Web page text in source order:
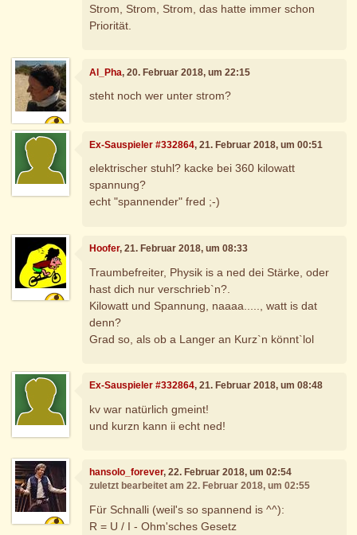
Strom, Strom, Strom, das hatte immer schon
Priorität.
Al_Pha, 20. Februar 2018, um 22:15
steht noch wer unter strom?
Ex-Sauspieler #332864, 21. Februar 2018, um 00:51
elektrischer stuhl? kacke bei 360 kilowatt
spannung?
echt "spannender" fred ;-)
Hoofer, 21. Februar 2018, um 08:33
Traumbefreiter, Physik is a ned dei Stärke, oder
hast dich nur verschrieb`n?.
Kilowatt und Spannung, naaaa....., watt is dat
denn?
Grad so, als ob a Langer an Kurz`n könnt`lol
Ex-Sauspieler #332864, 21. Februar 2018, um 08:48
kv war natürlich gmeint!
und kurzn kann ii echt ned!
hansolo_forever, 22. Februar 2018, um 02:54
zuletzt bearbeitet am 22. Februar 2018, um 02:55
Für Schnalli (weil's so spannend is ^^):
R = U / I - Ohm'sches Gesetz